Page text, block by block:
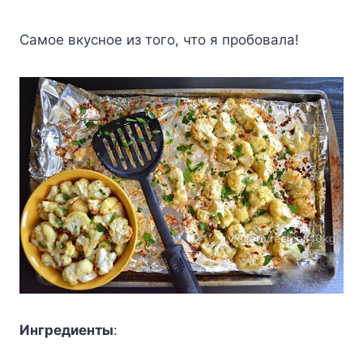
Самое вкусное из того, что я пробовала!
Ингредиенты: